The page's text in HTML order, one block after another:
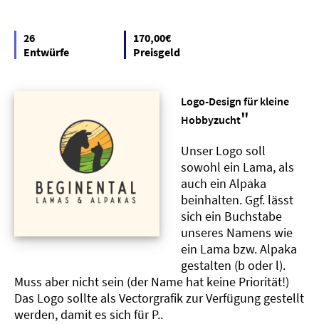
26
Entwürfe
170,00€
Preisgeld
Logo-Design für kleine
Hobbyzucht"
Unser Logo soll
sowohl ein Lama, als
auch ein Alpaka
beinhalten. Ggf. lässt
sich ein Buchstabe
unseres Namens wie
ein Lama bzw. Alpaka
gestalten (b oder l).
Muss aber nicht sein (der Name hat keine Priorität!)
Das Logo sollte als Vectorgrafik zur Verfügung gestellt
werden, damit es sich für P..